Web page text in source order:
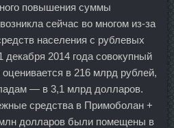
повышения суммы
сейчас во многом из-за
населения с рублевых
2014 года совокупный
в 216 млрд рублей,
— в 3,1 млрд долларов.
средства в Примоболан +
долларов были помещены в